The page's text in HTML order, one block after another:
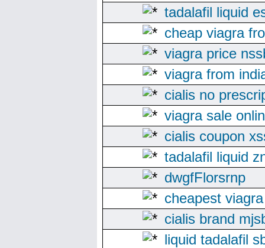
tadalafil liquid
cheap viagra
viagra price
viagra from
cialis no
viagra sale
cialis coupon
tadalafil liquid
dwgfFlorsrnp
cheapest
cialis brand
liquid tadalafil